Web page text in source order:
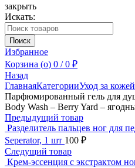
Зарегистрироваться
закрыть
Искать:
Поиск
Избранное
Корзина (o) 0 / 0 ₽
Назад
ГлавнаяКатегорииУход за
Парфюмированный гель для
Body Wash – Berry Yard –
Предыдущий товар
Разделитель пальцев ног для
Seperator, 1 шт 100 ₽
Следущий товар
Крем-эссенция с экстрактом